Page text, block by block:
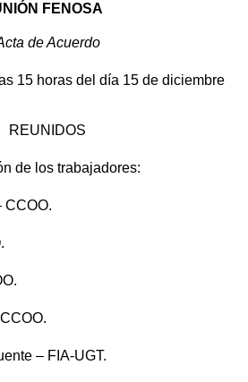
FENOSA
de Acuerdo
15 horas del día 15 de diciembre
REUNIDOS
de los trabajadores:
CCOO.
– FIA-UGT.